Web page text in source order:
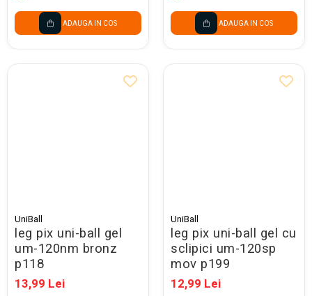
ADAUGA IN COS ADAUGA IN COS
UniBall
leg pix uni-ball gel
um-120nm bronz
p118
13,99 Lei
UniBall
leg pix uni-ball gel cu
sclipici um-120sp
mov p199
12,99 Lei